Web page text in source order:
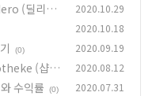
(딜리버
2020.10.29
2020.10.18
(0) 2020.09.19
(샵
2020.08.12
수익률 (0) 2020.07.31